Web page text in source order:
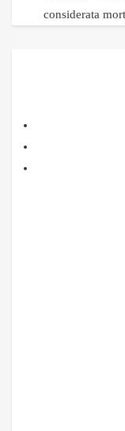
considerata